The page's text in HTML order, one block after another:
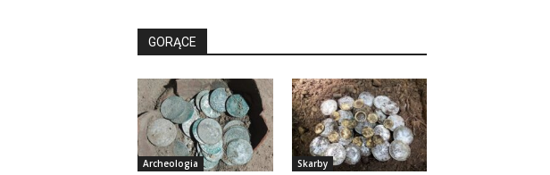
GORĄCE
Archeologia Skarby